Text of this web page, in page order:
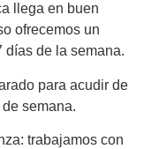
llega en buen
ofrecemos un
días de la semana.
para acudir de
semana.
trabajamos con